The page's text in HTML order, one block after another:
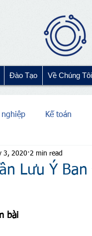
Đào Tạo Về Chúng Tôi
nghiệp Kế toán
Lưu Ý
3, 2020 2 min read
bài